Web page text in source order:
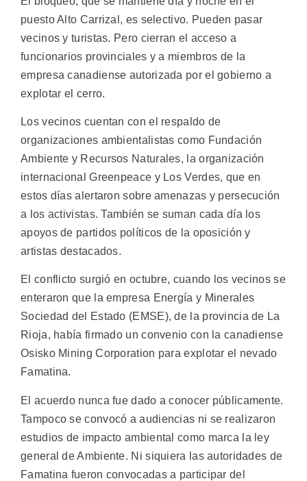
puesto Alto Carrizal, es selectivo. Pueden pasar
vecinos y turistas. Pero cierran el acceso a
funcionarios provinciales y a miembros de la
empresa canadiense autorizada por el gobierno a
explotar el cerro.
Los vecinos cuentan con el respaldo de
organizaciones ambientalistas como Fundación
Ambiente y Recursos Naturales, la organización
internacional Greenpeace y Los Verdes, que en
estos días alertaron sobre amenazas y persecución
a los activistas. También se suman cada día los
apoyos de partidos políticos de la oposición y
artistas destacados.
El conflicto surgió en octubre, cuando los vecinos se
enteraron que la empresa Energía y Minerales
Sociedad del Estado (EMSE), de la provincia de La
Rioja, había firmado un convenio con la canadiense
Osisko Mining Corporation para explotar el nevado
Famatina.
El acuerdo nunca fue dado a conocer públicamente.
Tampoco se convocó a audiencias ni se realizaron
estudios de impacto ambiental como marca la ley
general de Ambiente. Ni siquiera las autoridades de
Famatina fueron convocadas a participar del